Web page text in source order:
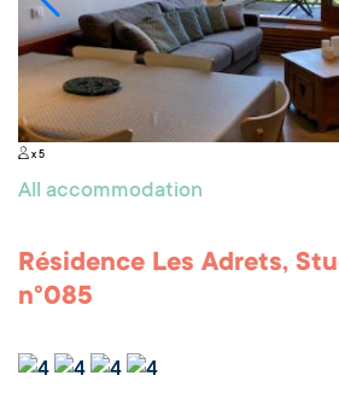
x 5
All accommodation
Résidence Les Adrets,
n°085